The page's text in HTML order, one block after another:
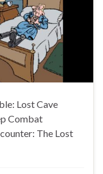
Lost Cave
Combat
The Lost